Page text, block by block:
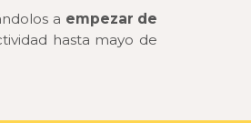
a empezar de
hasta mayo de